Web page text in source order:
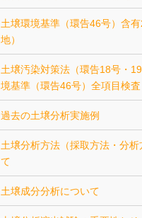
土壌環境基準（環告46号）含
地）
土壌汚染対策法（環告18号・
境基準（環告46号）全項目検査
過去の土壌分析実施例
土壌分析方法（採取方法・分
て
土壌成分分析について